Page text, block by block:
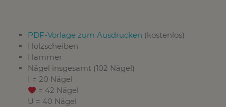
PDF-Vorlage zum Ausdrucken (kostenlos)
Holzscheiben
Hammer
Nägel insgesamt (102 Nägel)
I = 20 Nägel
= 42 Nägel
U = 40 Nägel